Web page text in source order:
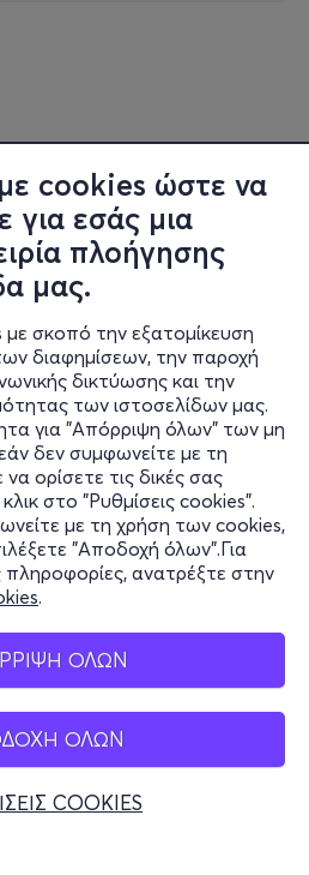
cookies ώστε να
για εσάς μια
πλοήγησης
μας.
σκοπό την εξατομίκευση
διαφημίσεων, την παροχή
δικτύωσης και την
των ιστοσελίδων μας.
για "Απόρριψη όλων" των μη
δεν συμφωνείτε με τη
ορίσετε τις δικές σας
στο "Ρυθμίσεις cookies".
με τη χρήση των cookies,
"Αποδοχή όλων".Για
πληροφορίες, ανατρέξτε στην
.
ΟΛΩΝ
ΟΛΩΝ
COOKIES